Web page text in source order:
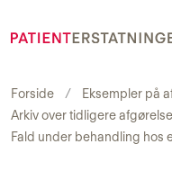
Forside
Eksempler på
Arkiv over tidligere
Fald under behandling hos